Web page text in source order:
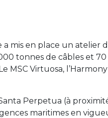
mis en place un atelier
tonnes de câbles et
Virtuosa,
Perpetua (à
maritimes en